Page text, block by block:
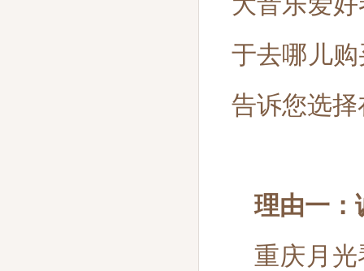
于去哪儿
告诉您选
理由一：
重庆月光